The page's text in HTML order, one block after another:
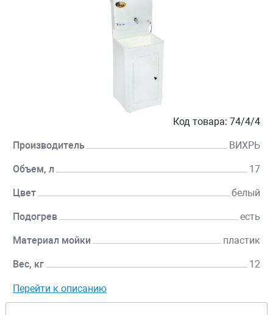
Код товара: 74/4/4
Производитель ВИХРЬ
Объем, л 17
Цвет белый
Подогрев есть
Материал мойки пластик
Вес, кг 12
Перейти к описанию